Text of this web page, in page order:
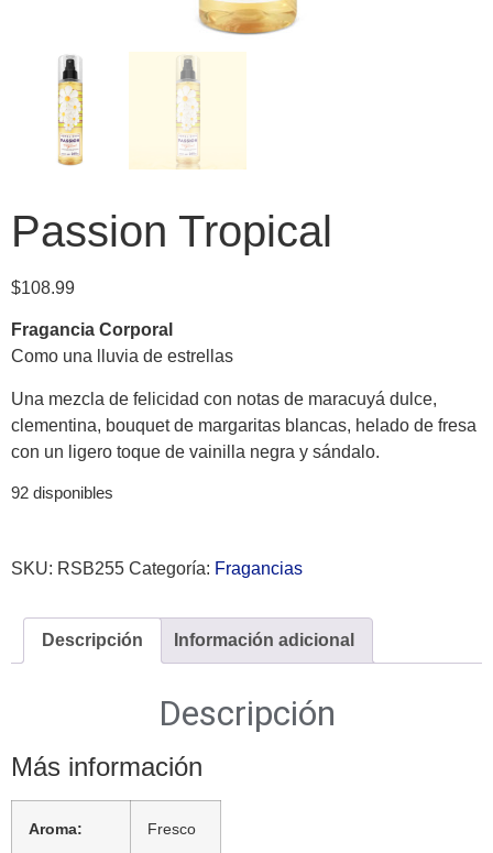
Passion Tropical
$108.99
Fragancia Corporal
Como una lluvia de estrellas
Una mezcla de felicidad con notas de maracuyá dulce,
clementina, bouquet de margaritas blancas, helado de fresa
con un ligero toque de vainilla negra y sándalo.
92 disponibles
SKU: RSB255 Categoría: Fragancias
Descripción Información adicional
Descripción
Más información
Aroma: Fresco